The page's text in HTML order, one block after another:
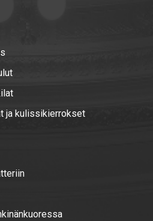
ja kulissikierrokset